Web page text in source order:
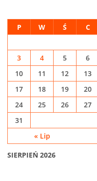
SIERPIEŃ 2026
P W Ś C
« Lip
3
4 5 6
10
11 12 13
17
18 19 20
24
25 26 27
31